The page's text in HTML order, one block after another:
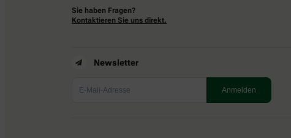
Sie haben Fragen?
Kontaktieren Sie uns direkt.
Newsletter